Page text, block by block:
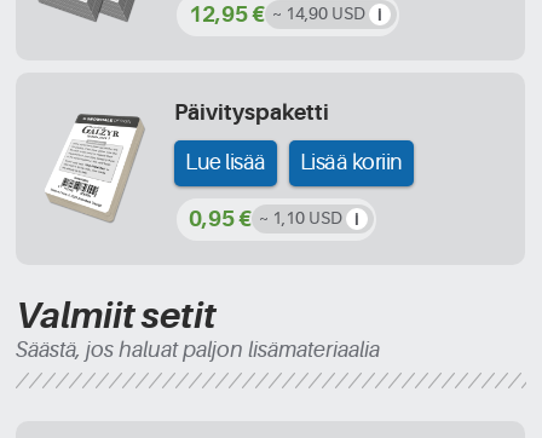
12,95 € ~ 14,90 USD
Päivityspaketti
Lue lisää Lisää koriin
0,95 € ~ 1,10 USD
Valmiit setit
Säästä, jos haluat paljon lisämateriaalia